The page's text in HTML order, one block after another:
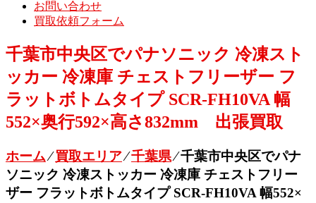
お問い合わせ
買取依頼フォーム
千葉市中央区でパナソニック 冷凍スト
ッカー 冷凍庫 チェストフリーザー フ
ラットボトムタイプ SCR-FH10VA 幅
552×奥行592×高さ832mm 出張買取
ホーム⁄買取エリア⁄千葉県⁄千葉市中央区でパナ
ソニック 冷凍ストッカー 冷凍庫 チェストフリー
ザー フラットボトムタイプ SCR-FH10VA 幅552×